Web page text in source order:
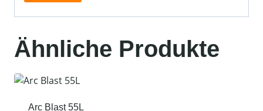
Ähnliche Produkte
Arc Blast 55L